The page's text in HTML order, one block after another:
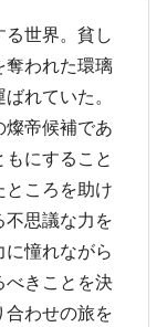
世界。貧し
奪われた環璃
れていた。
燦帝候補であ
にすること
ところを助け
不思議な力を
憧れながら
べきことを決
合わせの旅を